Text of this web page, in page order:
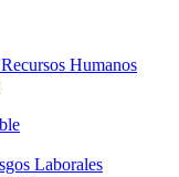
Humanos
Laborales